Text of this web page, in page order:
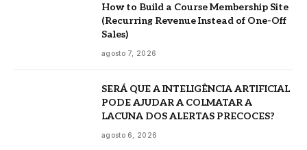
How to Build a Course Membership Site
(Recurring Revenue Instead of One-Off
Sales)
agosto 7, 2026
SERÁ QUE A INTELIGÊNCIA ARTIFICIAL
PODE AJUDAR A COLMATAR A
LACUNA DOS ALERTAS PRECOCES?
agosto 6, 2026